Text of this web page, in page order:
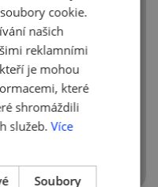
na-podporu-
cookie.
našich
reklamními
je mohou
které
shromáždili
služeb. Více
Soubory